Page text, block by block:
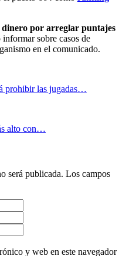
por arreglar puntajes
informar sobre casos de
en el comunicado.
prohibir las jugadas…
alto con…
será publicada. Los campos
y web en este navegador